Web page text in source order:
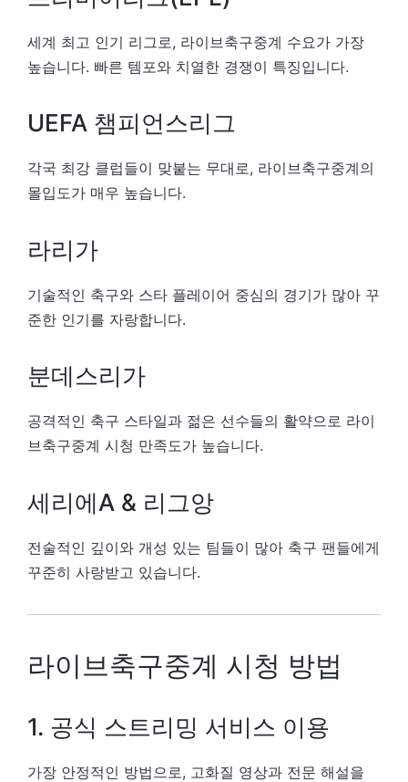
세계 최고 인기 리그로, 라이브축구중계 수요가 가장
높습니다. 빠른 템포와 치열한 경쟁이 특징입니다.
UEFA 챔피언스리그
각국 최강 클럽들이 맞붙는 무대로, 라이브축구중계의
몰입도가 매우 높습니다.
라리가
기술적인 축구와 스타 플레이어 중심의 경기가 많아 꾸
준한 인기를 자랑합니다.
분데스리가
공격적인 축구 스타일과 젊은 선수들의 활약으로 라이
브축구중계 시청 만족도가 높습니다.
세리에A & 리그앙
전술적인 깊이와 개성 있는 팀들이 많아 축구 팬들에게
꾸준히 사랑받고 있습니다.
라이브축구중계 시청 방법
1. 공식 스트리밍 서비스 이용
가장 안정적인 방법으로, 고화질 영상과 전문 해설을